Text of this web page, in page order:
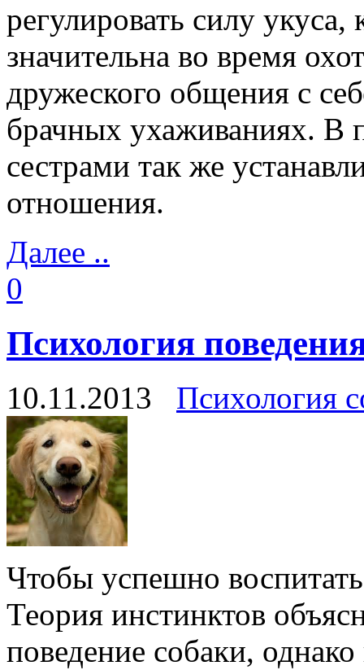
регулировать силу
значительна во время
дружеского общения с
брачных ухаживаниях. В
сестрами так же
отношения.
Далее ..
0
Психология
10.11.2013 Психология
Чтобы успешно
Теория инстинктов
поведение собаки,